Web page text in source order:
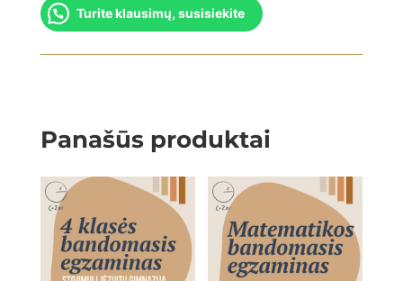
Turite klausimų, susisiekite
Panašūs produktai